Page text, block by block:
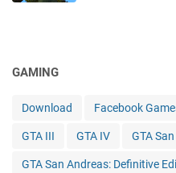
GAMING
Download Facebook
GTA III GTA IV GTA
GTA San Andreas: Definitive